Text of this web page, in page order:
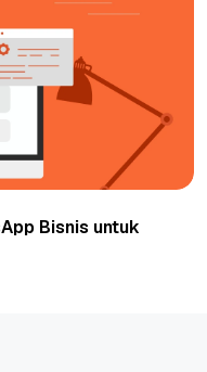
Bisnis untuk